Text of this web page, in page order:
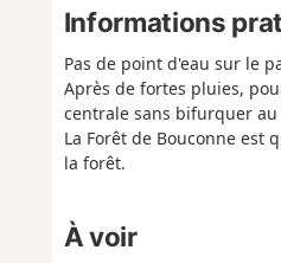
Informations
Pas de point d'eau sur le
Après de fortes pluies,
centrale sans bifurquer au
La Forêt de Bouconne est
la forêt.
À voir